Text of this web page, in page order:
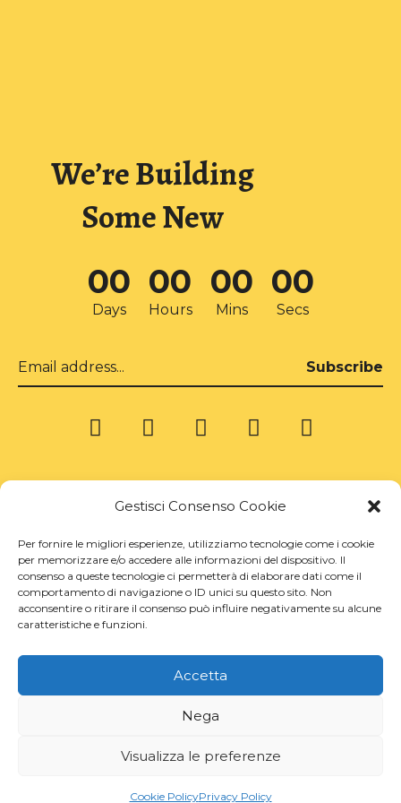
Gestisci Consenso Cookie
Per fornire le migliori esperienze, utilizziamo tecnologie come i cookie
per memorizzare e/o accedere alle informazioni del dispositivo. Il
consenso a queste tecnologie ci permetterà di elaborare dati come il
comportamento di navigazione o ID unici su questo sito. Non
acconsentire o ritirare il consenso può influire negativamente su alcune
caratteristiche e funzioni.
Accetta
Nega
Visualizza le preferenze
Cookie PolicyPrivacy Policy
We’re Building
Some New
00
Days
00
Hours
00
Mins
00
Secs
Subscribe